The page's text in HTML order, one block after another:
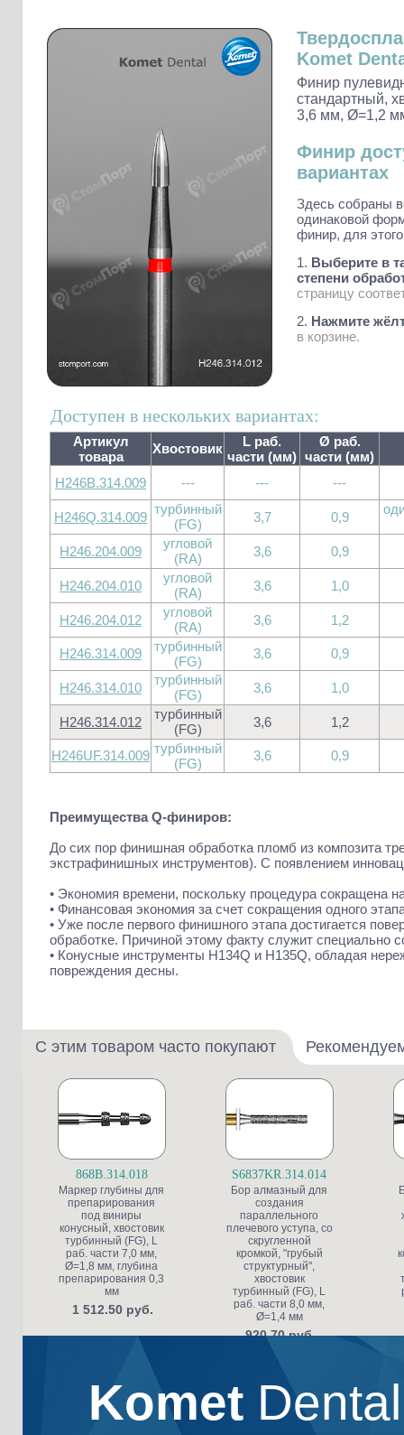
Наконечники и переходники KaVo
Komet
Финир
стандартный,
3,6 мм, Ø=1,2
Финир
вариантах
Здесь собраны
одинаковой
финир, для
1. Выберите в
степени
страницу
2. Нажмите
в корзине.
Доступен в нескольких вариантах:
Артикул
товара
Хвостовик
L раб.
части (мм)
Ø раб.
части (мм)
H246B.314.009
--- --- ---
H246Q.314.009
турбинный
(FG)
3,7 0,9
H246.204.009
угловой
(RA)
3,6 0,9
H246.204.010
угловой
(RA)
3,6 1,0
H246.204.012
угловой
(RA)
3,6 1,2
H246.314.009
турбинный
(FG)
3,6 0,9
H246.314.010
турбинный
(FG)
3,6 1,0
H246.314.012
турбинный
(FG)
3,6 1,2
H246UF.314.009 турбинный
(FG)
3,6 0,9
Преимуществa Q-финиров:
До сих пор финишная обработка пломб из композита
экстрафинишных инструментов). С появлением
• Экономия времени, поскольку процедура сокращена
• Финансовая экономия за счет сокращения одного
• Уже после первого финишного этапа достигается
обработке. Причиной этому факту служит специально
• Конусные инструменты H134Q и H135Q, обладая
повреждения десны.
С этим товаром часто покупают
868B.314.018
Маркер глубины для
препарирования
под виниры
конусный, хвостовик
турбинный (FG), L
раб. части 7,0 мм,
Ø=1,8 мм, глубина
препарирования 0,3
мм
1 512.50 руб.
S6837KR.314.014
Бор алмазный для
создания
параллельного
плечевого уступа, со
скругленной
кромкой, "грубый
структурный",
хвостовик
турбинный (FG), L
раб. части 8,0 мм,
Ø=1,4 мм
920.70 руб.
Komet